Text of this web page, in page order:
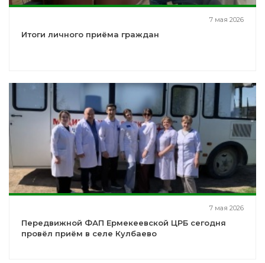
7 мая 2026
Итоги личного приёма граждан
7 мая 2026
Передвижной ФАП Ермекеевской ЦРБ сегодня
провёл приём в селе Кулбаево